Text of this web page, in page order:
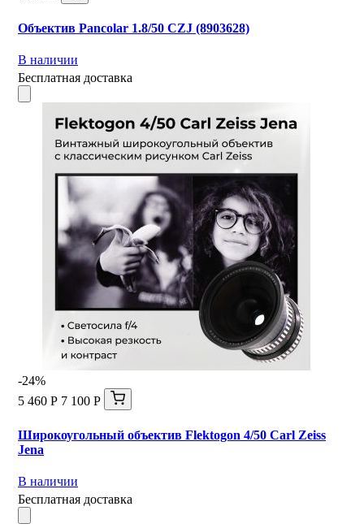
Объектив Pancolar 1.8/50 CZJ (8903628)
В наличии
Бесплатная доставка
-24%
5 460 Р 7 100 Р
Широкоугольный объектив Flektogon 4/50 Carl Zeiss
Jena
В наличии
Бесплатная доставка